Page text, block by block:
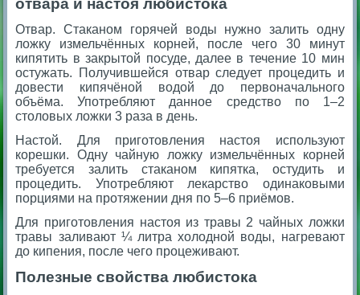
отвара и настоя любистока
Отвар. Стаканом горячей воды нужно залить одну
ложку измельчённых корней, после чего 30 минут
кипятить в закрытой посуде, далее в течение 10 мин
остужать. Получившейся отвар следует процедить и
довести кипячёной водой до первоначального
объёма. Употребляют данное средство по 1–2
столовых ложки 3 раза в день.
Настой. Для приготовления настоя используют
корешки. Одну чайную ложку измельчённых корней
требуется залить стаканом кипятка, остудить и
процедить. Употребляют лекарство одинаковыми
порциями на протяжении дня по 5–6 приёмов.
Для приготовления настоя из травы 2 чайных ложки
травы заливают ¼ литра холодной воды, нагревают
до кипения, после чего процеживают.
Полезные свойства любистока